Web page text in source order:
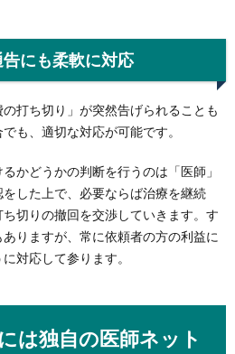
にも柔軟に対応
打ち切り」が突然告げられることも
も、適切な対応が可能です。
かどうかの判断を行うのは「医師」
した上で、必要ならば治療を継続
切りの撤回を交渉していきます。す
りますが、常に依頼者の方の利益に
対応して参ります。
は独自の医師ネット